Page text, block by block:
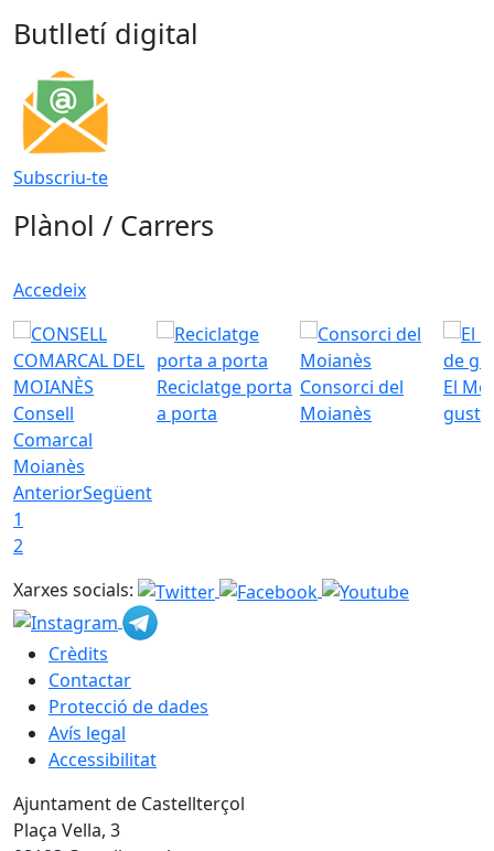
Butlletí digital
Subscriu-te
Plànol / Carrers
Accedeix
Consell
Comarcal
Moianès
Reciclatge porta
a porta
Consorci del
Moianès
El
gust
AnteriorSegüent
1
2
Xarxes socials:
Crèdits
Contactar
Protecció de dades
Avís legal
Accessibilitat
Ajuntament de Castellterçol
Plaça Vella, 3